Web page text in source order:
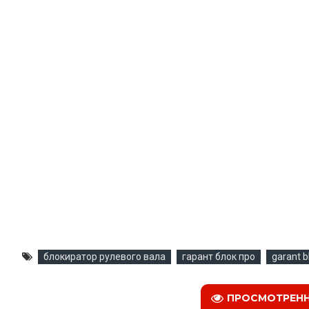
блокиратор рулевого вала гарант блок про garant